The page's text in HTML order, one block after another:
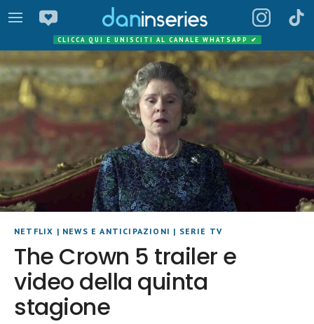
CLICCA QUI E UNISCITI AL CANALE WHATSAPP ✔
NETFLIX | NEWS E ANTICIPAZIONI | SERIE TV
The Crown 5 trailer e
video della quinta
stagione